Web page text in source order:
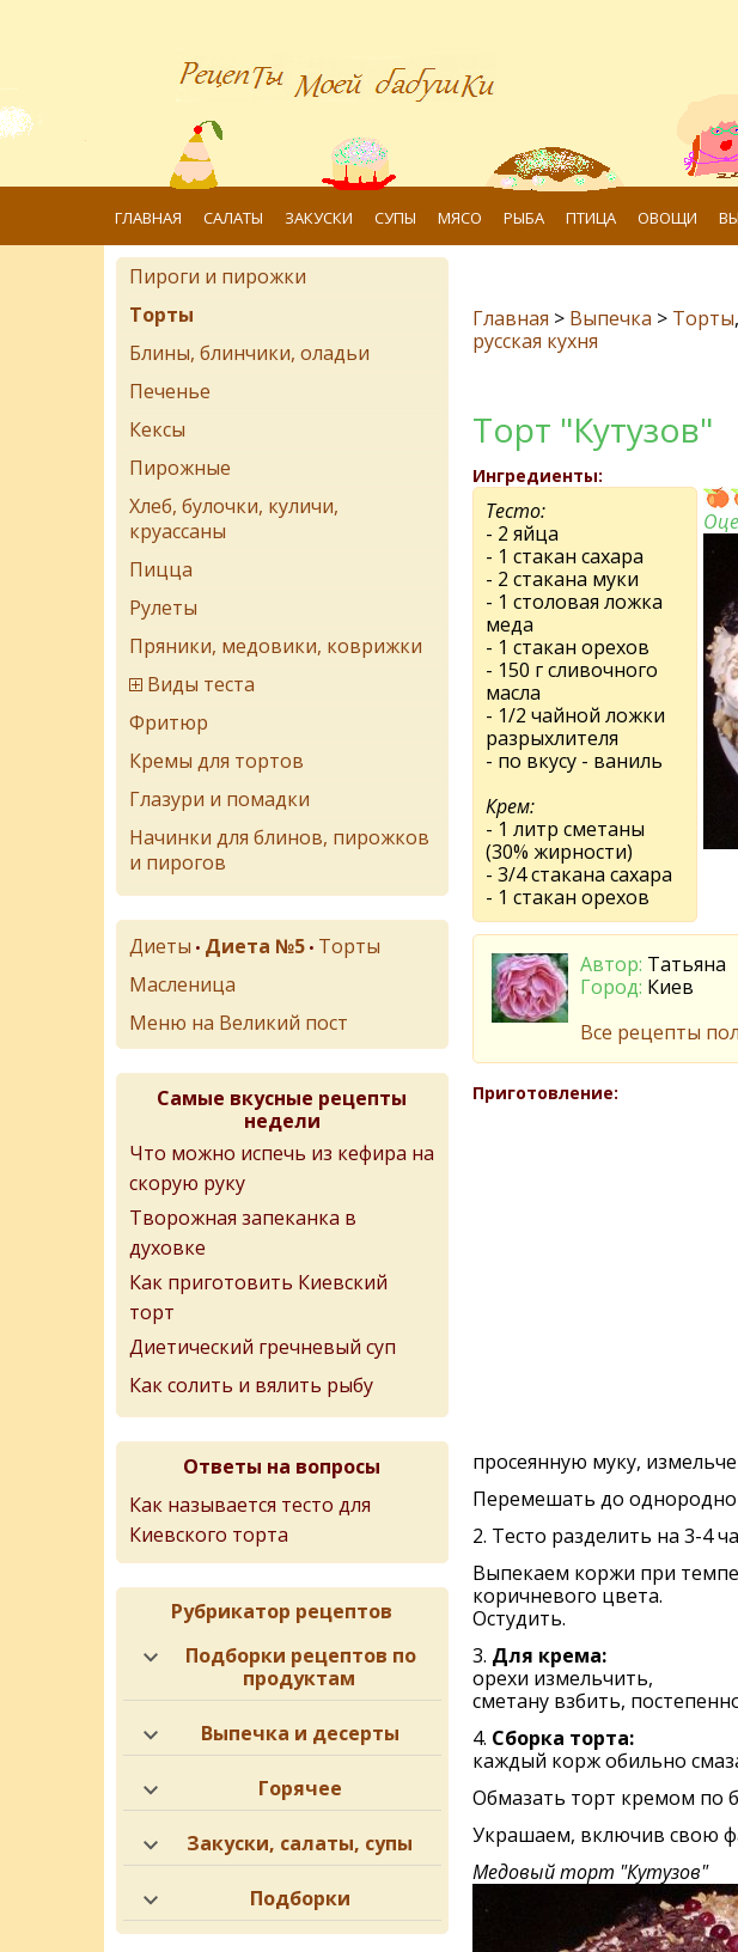
ГЛАВНАЯ САЛАТЫ ЗАКУСКИ СУПЫ МЯСО РЫБА ПТИЦА ОВОЩИ
Главная > Выпечка > Торты,
русская кухня
Торт "Кутузов"
Ингредиенты:
Тесто:
- 2 яйца
- 1 стакан сахара
- 2 стакана муки
- 1 столовая ложка
меда
- 1 стакан орехов
- 150 г сливочного
масла
- 1/2 чайной ложки
разрыхлителя
- по вкусу - ваниль
Крем:
- 1 литр сметаны
(30% жирности)
- 3/4 стакана сахара
- 1 стакан орехов
Автор: Татьяна
Город: Киев
Все рецепты
Приготовление:
просеянную муку,
Перемешать до
2. Тесто разделить на 3-4
Выпекаем коржи при
коричневого цвета.
Остудить.
3. Для крема:
орехи измельчить,
сметану взбить,
4. Сборка торта:
каждый корж обильно
Обмазать торт кремом по
Украшаем, включив свою
Медовый торт "Кутузов"
Пироги и пирожки
Торты
Блины, блинчики, оладьи
Печенье
Кексы
Пирожные
Хлеб, булочки, куличи,
круассаны
Пицца
Рулеты
Пряники, медовики, коврижки
Виды теста
Фритюр
Кремы для тортов
Глазури и помадки
Начинки для блинов, пирожков
и пирогов
Диеты • Диета №5 • Торты
Масленица
Меню на Великий пост
Самые вкусные рецепты
недели
Что можно испечь из кефира на
скорую руку
Творожная запеканка в
духовке
Как приготовить Киевский
торт
Диетический гречневый суп
Как солить и вялить рыбу
Ответы на вопросы
Как называется тесто для
Киевского торта
Рубрикатор рецептов
Подборки рецептов по
продуктам
Выпечка и десерты
Горячее
Закуски, салаты, супы
Подборки